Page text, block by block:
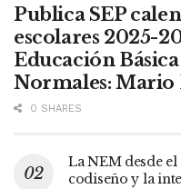
Publica SEP
escolares 2025-
Educación Básica
Normales: Mario
0 SHARES
La NEM desde
codiseño y la